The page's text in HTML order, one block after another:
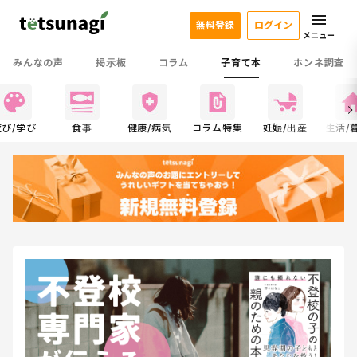
みんなの声 掲示板 コラム 子育て本 ホンネ調査
無料登録 ログイン
メニュー
び/学び 食事 健康/病気 コラム特集 妊娠/出産 生活/